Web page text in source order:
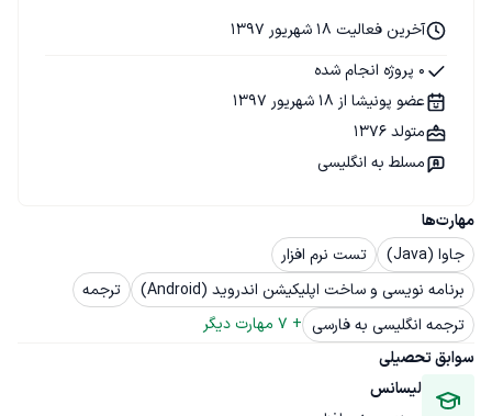
مهارت‌ها
جاوا (Java)
تست نرم افزار
برنامه نویسی و ساخت اپلیکیشن اندروید (Android)
ترجمه
ترجمه انگلیسی به فارسی +
7 مهارت دیگر
سوابق تحصیلی
لیسانس
آخرین فعالیت 18 شهریور 1397
0 پروژه انجام شده
عضو پونیشا از 18 شهریور 1397
متولد 1376
مسلط به انگلیسی